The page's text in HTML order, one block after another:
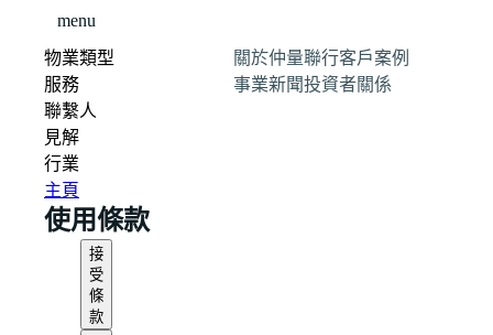
menu
物業類型
服務
聯繫人
見解
行業
關於仲量聯行客戶案例
事業新聞投資者關係
主頁
使用條款
接
受
條
款